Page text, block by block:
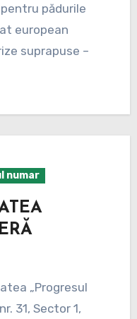
pădurile
european
suprapuse –
numar
31, Sector 1,